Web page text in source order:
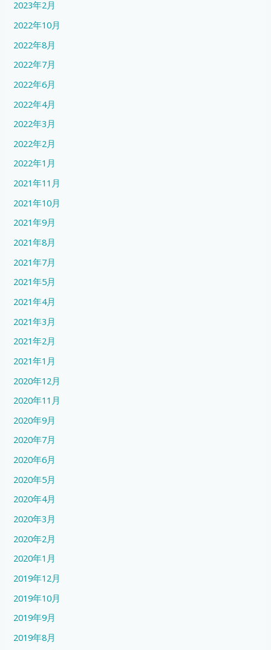
2023年2月
2022年10月
2022年8月
2022年7月
2022年6月
2022年4月
2022年3月
2022年2月
2022年1月
2021年11月
2021年10月
2021年9月
2021年8月
2021年7月
2021年5月
2021年4月
2021年3月
2021年2月
2021年1月
2020年12月
2020年11月
2020年9月
2020年7月
2020年6月
2020年5月
2020年4月
2020年3月
2020年2月
2020年1月
2019年12月
2019年10月
2019年9月
2019年8月